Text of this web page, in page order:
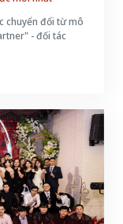
chuyển đổi từ mô
- đối tác